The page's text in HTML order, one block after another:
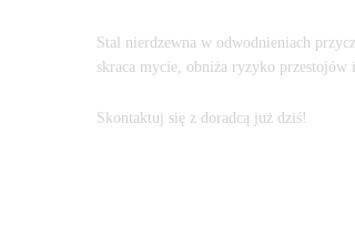
Stal nierdzewna w odwodnieniach
skraca mycie, obniża ryzyko przestojów
Skontaktuj się z doradcą już dziś!